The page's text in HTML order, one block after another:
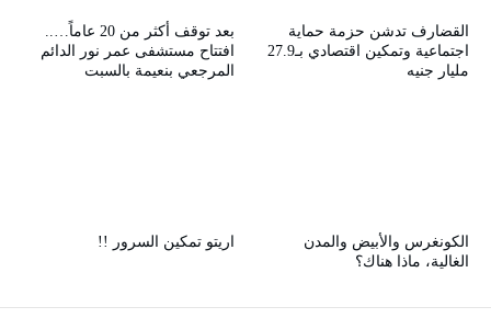
بعد توقف أكثر من 20 عاماً…..
افتتاح مستشفى عمر نور الدائم
المرجعي بنعيمة بالسبت
القضارف تدشن حزمة حماية
اجتماعية وتمكين اقتصادي بـ27.9
مليار جنيه
اريتو تمكين السرور !!
الكونغرس والأبيض والمدن
الغالية، ماذا هناك؟